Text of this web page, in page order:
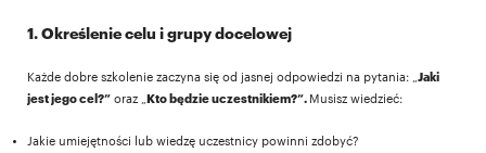
1. Określenie celu i grupy docelowej
Każde dobre szkolenie zaczyna się od jasnej odpowiedzi na pytania: „ Jaki
jest jego cel?” oraz „ Kto będzie uczestnikiem?”. Musisz wiedzieć:
Jakie umiejętności lub wiedzę uczestnicy powinni zdobyć?